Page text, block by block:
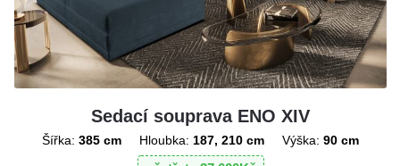
Sedací souprava ENO XIV
Šířka: 385 cm Hloubka: 187, 210 cm Výška: 90 cm